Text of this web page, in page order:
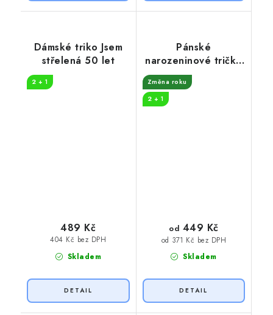
Dámské triko Jsem
střelená 50 let
2 + 1
Skladem
404 Kč bez DPH
489 Kč
Pánské
narozeninové tričko
32 let odpočívám
Změna roku
2 + 1
Skladem
od 371 Kč bez DPH
od 449 Kč